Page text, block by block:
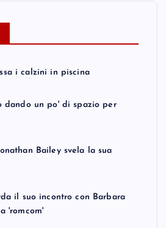
i calzini in piscina
dando un po' di spazio per
Bailey svela la sua
il suo incontro con Barbara
'romcom'